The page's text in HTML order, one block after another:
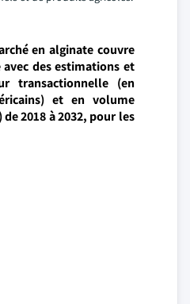
en alginate couvre
des estimations et
transactionnelle (en
et en volume
2018 à 2032, pour les